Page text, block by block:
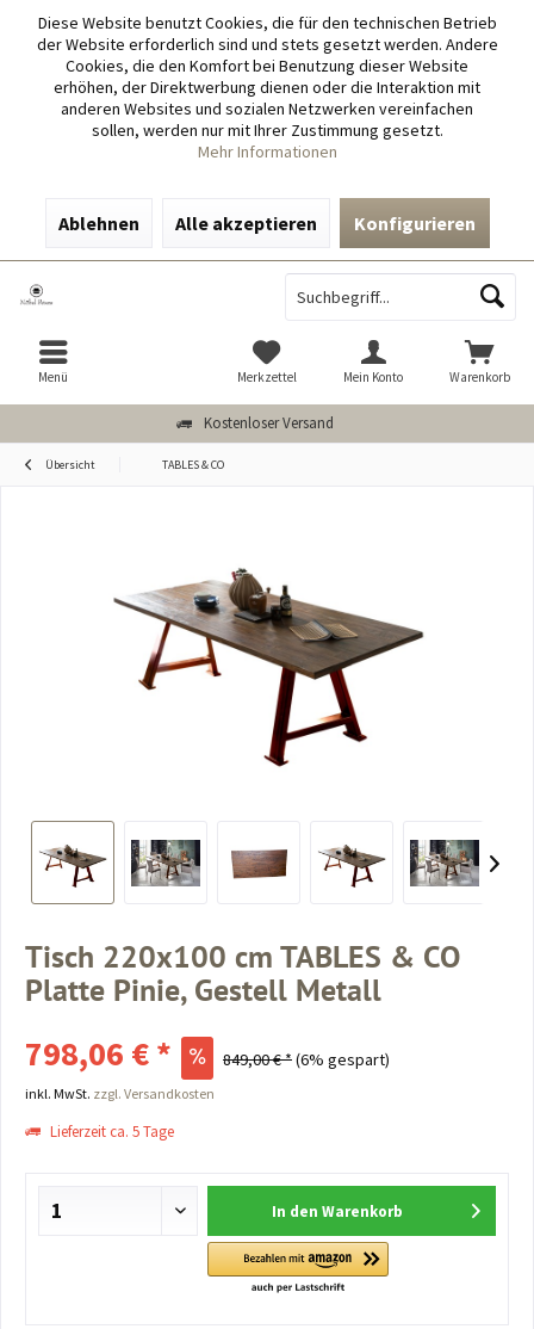
Diese Website benutzt Cookies, die für den technischen Betrieb
der Website erforderlich sind und stets gesetzt werden. Andere
Cookies, die den Komfort bei Benutzung dieser Website
erhöhen, der Direktwerbung dienen oder die Interaktion mit
anderen Websites und sozialen Netzwerken vereinfachen
sollen, werden nur mit Ihrer Zustimmung gesetzt.
Mehr Informationen
Ablehnen Alle akzeptieren Konfigurieren
Kostenloser Versand
Menü Warenkorb
Merkzettel Mein Konto
Übersicht TABLES & CO
Tisch 220x100 cm TABLES & CO
Platte Pinie, Gestell Metall
798,06 € * 849,00 € *(6% gespart)
inkl. MwSt. zzgl. Versandkosten
Lieferzeit ca. 5 Tage
In den Warenkorb